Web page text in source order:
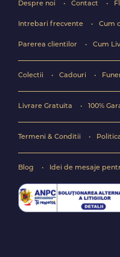
Despre noi Contact
Intrebari frecvente Cum
Parerea clientilor Cum
Colectii Cadouri
Livrare Gratuita 100%
Termeni & Conditii
Blog Idei de mesaje